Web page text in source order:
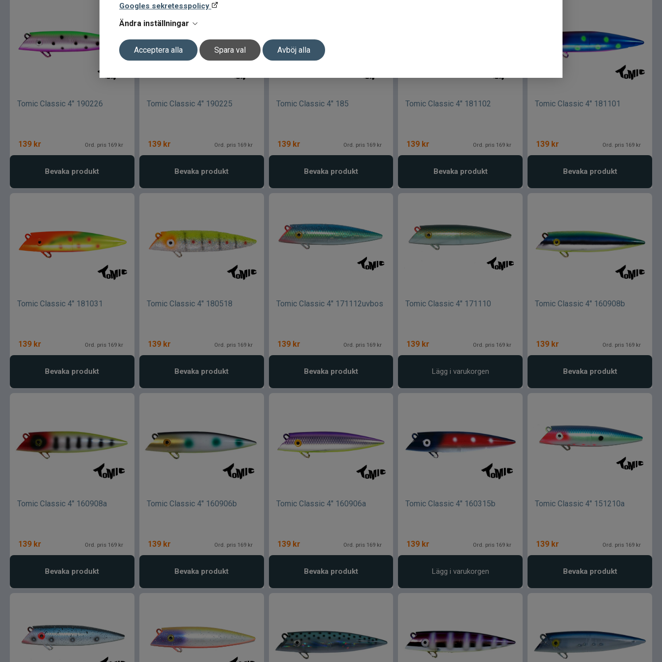
Googles sekretesspolicy
Ändra inställningar
Acceptera alla Spara val Avböj alla
Tomic Classic 4" 190226
139 kr Ord. pris 169 kr
Bevaka produkt
Tomic Classic 4" 190225
139 kr Ord. pris 169 kr
Bevaka produkt
Tomic Classic 4" 185
139 kr Ord. pris 169 kr
Bevaka produkt
Tomic Classic 4" 181102
139 kr Ord. pris 169 kr
Bevaka produkt
Tomic Classic 4" 181101
139 kr Ord. pris 169 kr
Bevaka produkt
Tomic Classic 4" 181031
139 kr Ord. pris 169 kr
Bevaka produkt
Tomic Classic 4" 180518
139 kr Ord. pris 169 kr
Bevaka produkt
Tomic Classic 4" 171112uvbos
139 kr Ord. pris 169 kr
Bevaka produkt
Tomic Classic 4" 171110
139 kr Ord. pris 169 kr
Lägg i varukorgen
Tomic Classic 4" 160908b
139 kr Ord. pris 169 kr
Bevaka produkt
Tomic Classic 4" 160908a
139 kr Ord. pris 169 kr
Bevaka produkt
Tomic Classic 4" 160906b
139 kr Ord. pris 169 kr
Bevaka produkt
Tomic Classic 4" 160906a
139 kr Ord. pris 169 kr
Bevaka produkt
Tomic Classic 4" 160315b
139 kr Ord. pris 169 kr
Lägg i varukorgen
Tomic Classic 4" 151210a
139 kr Ord. pris 169 kr
Bevaka produkt